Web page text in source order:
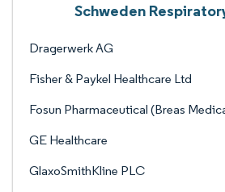
Schweden
Dragerwerk AG
Fisher & Paykel Healthcare Ltd
Fosun Pharmaceutical (Breas
GE Healthcare
GlaxoSmithKline PLC